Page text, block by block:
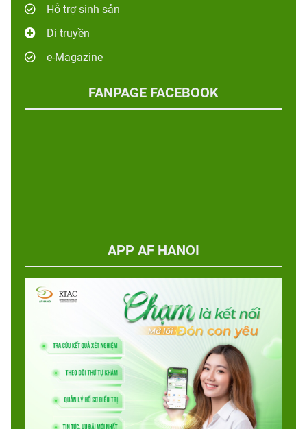
Hỗ trợ sinh sản
Di truyền
e-Magazine
FANPAGE FACEBOOK
APP AF HANOI